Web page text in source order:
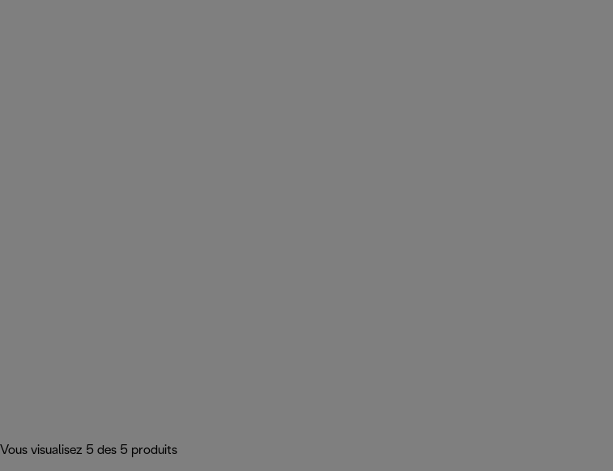
Vous visualisez 5 des 5 produits